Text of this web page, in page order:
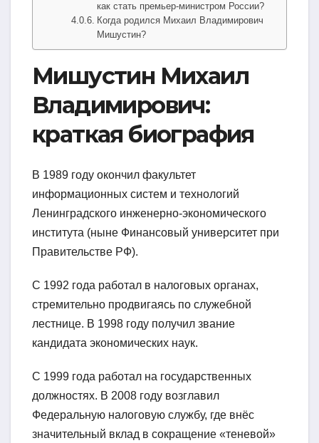
как стать премьер-министром России?
Когда родился Михаил Владимирович
Мишустин?
Мишустин Михаил
Владимирович:
краткая биография
В 1989 году окончил факультет
информационных систем и технологий
Ленинградского инженерно-экономического
института (ныне Финансовый университет при
Правительстве РФ).
С 1992 года работал в налоговых органах,
стремительно продвигаясь по служебной
лестнице. В 1998 году получил звание
кандидата экономических наук.
С 1999 года работал на государственных
должностях. В 2008 году возглавил
Федеральную налоговую службу, где внёс
значительный вклад в сокращение «теневой»